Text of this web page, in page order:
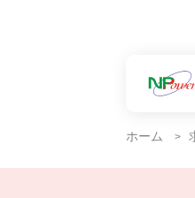
ホーム